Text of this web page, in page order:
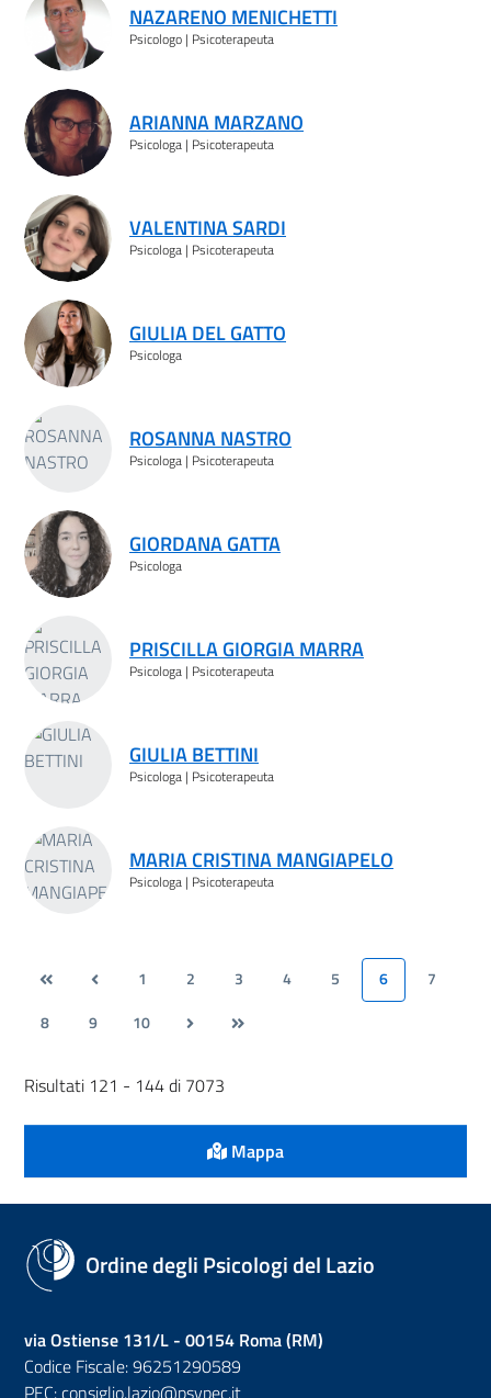
NAZARENO MENICHETTI
Psicologo | Psicoterapeuta
ARIANNA MARZANO
Psicologa | Psicoterapeuta
VALENTINA SARDI
Psicologa | Psicoterapeuta
GIULIA DEL GATTO
Psicologa
ROSANNA NASTRO
Psicologa | Psicoterapeuta
GIORDANA GATTA
Psicologa
PRISCILLA GIORGIA MARRA
Psicologa | Psicoterapeuta
GIULIA BETTINI
Psicologa | Psicoterapeuta
MARIA CRISTINA MANGIAPELO
Psicologa | Psicoterapeuta
1 2 3 4 5 6
7
8
9 10
Risultati 121 - 144 di 7073
Mappa
Ordine degli Psicologi del Lazio
via Ostiense 131/L - 00154 Roma (RM)
Codice Fiscale: 96251290589
PEC:consiglio.lazio@psypec.it